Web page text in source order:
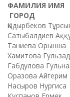
ФАМИЛИЯ ИМЯ
ГОРОД
Қыдырбеков
Сатыбалдиев
Таниева
Хамитова
Габдулова
Оразова
Насыров